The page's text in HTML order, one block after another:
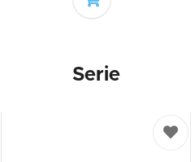
In den
Serie